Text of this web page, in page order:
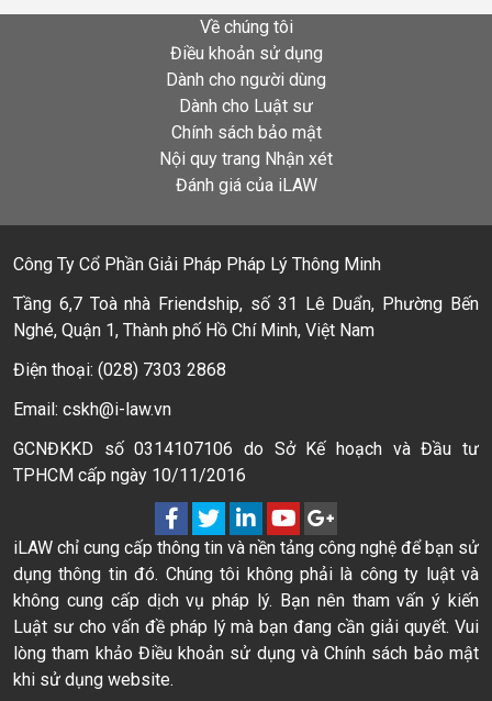
Về chúng tôi
Điều khoản sử dụng
Dành cho người dùng
Dành cho Luật sư
Chính sách bảo mật
Nội quy trang Nhận xét
Đánh giá của iLAW
Công Ty Cổ Phần Giải Pháp Pháp Lý Thông Minh
Tầng 6,7 Toà nhà Friendship, số 31 Lê Duẩn, Phường Bến
Nghé, Quận 1, Thành phố Hồ Chí Minh, Việt Nam
Điện thoại: (028) 7303 2868
Email: cskh@i-law.vn
GCNĐKKD số 0314107106 do Sở Kế hoạch và Đầu tư
TPHCM cấp ngày 10/11/2016
iLAW chỉ cung cấp thông tin và nền tảng công nghệ để bạn sử
dụng thông tin đó. Chúng tôi không phải là công ty luật và
không cung cấp dịch vụ pháp lý. Bạn nên tham vấn ý kiến
Luật sư cho vấn đề pháp lý mà bạn đang cần giải quyết. Vui
lòng tham khảo Điều khoản sử dụng và Chính sách bảo mật
khi sử dụng website.